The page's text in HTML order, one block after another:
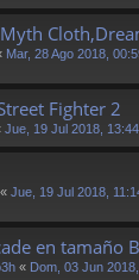
Mar, 28 Ago 2018,
Fighter 2
Jue, 19 Jul 2018, 13:44
« Jue, 19 Jul 2018,
en tamaño
« Dom, 03 Jun